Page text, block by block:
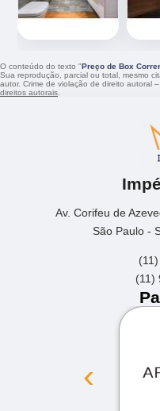
O conteúdo do texto "Preço de Box
Sua reprodução, parcial ou total, mesmo
autor. Crime de violação de direito autoral
direitos autorais
Av. Corifeu de
São Paulo -
(11)
‹